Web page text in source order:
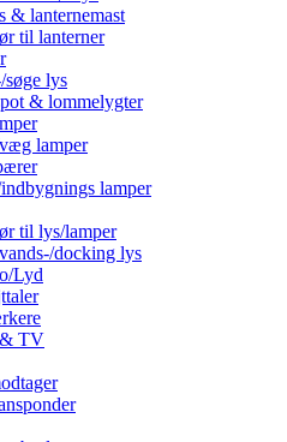
& lanternemast
til lanterner
lys
& lommelygter
lamper
lamper
til lys/lamper
docking lys
Lyd
TV